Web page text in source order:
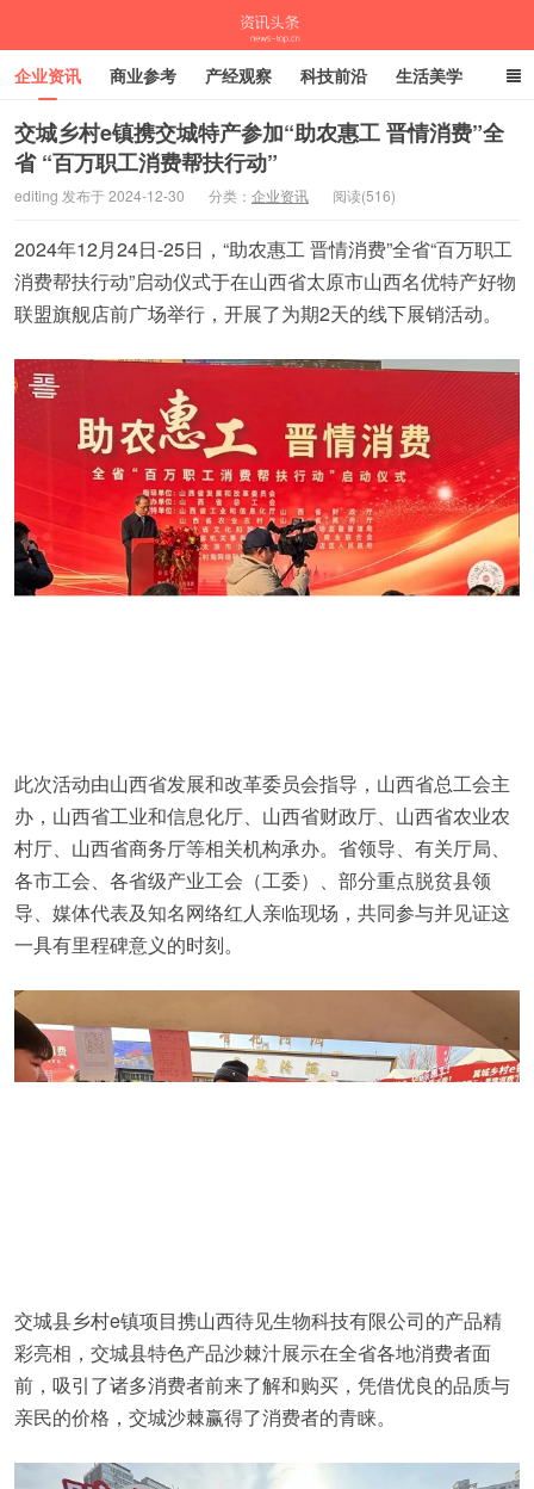
资讯头条
企业资讯 商业参考 产经观察 科技前沿 生活美学
时尚潮流 母婴亲子 专栏
交城乡村e镇携交城特产参加“助农惠工 晋情消费”全
省 “百万职工消费帮扶行动”
editing 发布于 2024-12-30 分类： 企业资讯 阅读(516)
2024年12月24日-25日，“助农惠工 晋情消费”全省“百万职工
消费帮扶行动”启动仪式于在山西省太原市山西名优特产好物
联盟旗舰店前广场举行，开展了为期2天的线下展销活动。
此次活动由山西省发展和改革委员会指导，山西省总工会主
办，山西省工业和信息化厅、山西省财政厅、山西省农业农
村厅、山西省商务厅等相关机构承办。省领导、有关厅局、
各市工会、各省级产业工会（工委）、部分重点脱贫县领
导、媒体代表及知名网络红人亲临现场，共同参与并见证这
一具有里程碑意义的时刻。
交城县乡村e镇项目携山西待见生物科技有限公司的产品精
彩亮相，交城县特色产品沙棘汁展示在全省各地消费者面
前，吸引了诸多消费者前来了解和购买，凭借优良的品质与
亲民的价格，交城沙棘赢得了消费者的青睐。